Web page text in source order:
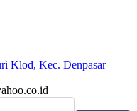
Klod, Kec. Denpasar